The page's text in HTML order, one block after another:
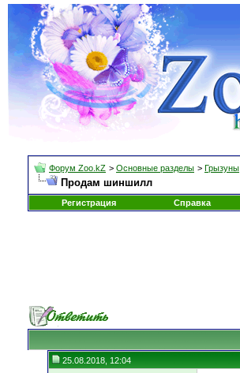
Форум Zoo.kZ > Основные разделы > Грызуны
Продам шиншилл
Регистрация Справка
25.08.2018, 12:04